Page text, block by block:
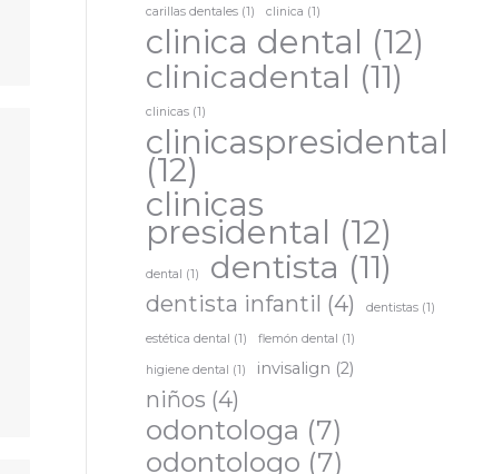
carillas dentales (1) clinica (1)
clinica dental (12)
clinicadental (11)
clinicas (1)
clinicaspresidental
(12)
clinicas
presidental (12)
dental (1) dentista (11)
dentista infantil (4) dentistas (1)
estética dental (1) flemón dental (1)
higiene dental (1) invisalign (2)
niños (4)
odontologa (7)
odontologo (7)